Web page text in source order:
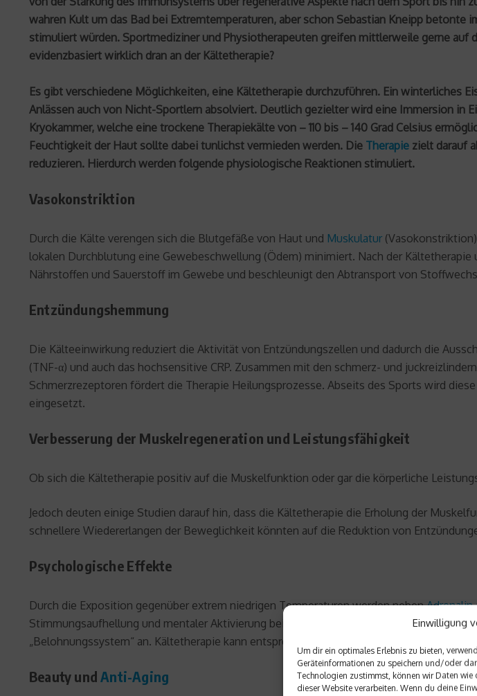
Einwilligung
Um dir ein optimales Erlebnis zu bieten,
Geräteinformationen zu speichern und/oder
Technologien zustimmst, können wir Daten
dieser Website verarbeiten. Wenn du deine
wahren Kult um das Bad bei Extremtemperaturen, aber schon Sebastian Kneipp betonte
stimuliert würden. Sportmediziner und Physiotherapeuten greifen mittlerweile gerne auf
evidenzbasiert wirklich dran an der Kältetherapie?
Es gibt verschiedene Möglichkeiten, eine Kältetherapie durchzuführen. Ein winterliches
Anlässen auch von Nicht-Sportlern absolviert. Deutlich gezielter wird eine Immersion
Kryokammer, welche eine trockene Therapiekälte von – 110 bis – 140 Grad Celsius
Feuchtigkeit der Haut sollte dabei tunlichst vermieden werden. Die Therapie zielt darauf
reduzieren. Hierdurch werden folgende physiologische Reaktionen stimuliert.
Vasokonstriktion
Durch die Kälte verengen sich die Blutgefäße von Haut und Muskulatur
lokalen Durchblutung eine Gewebeschwellung (Ödem) minimiert. Nach der
Nährstoffen und Sauerstoff im Gewebe und beschleunigt den Abtransport von
Entzündungshemmung
Die Kälteeinwirkung reduziert die Aktivität von Entzündungszellen und dadurch die
(TNF-α) und auch das hochsensitive CRP. Zusammen mit den schmerz- und
Schmerzrezeptoren fördert die Therapie Heilungsprozesse. Abseits des Sports wird
eingesetzt.
Verbesserung der Muskelregeneration und Leistungsfähigkeit
Ob sich die Kältetherapie positiv auf die Muskelfunktion oder gar die körperliche
Jedoch deuten einige Studien darauf hin, dass die Kältetherapie die Erholung der
schnellere Wiedererlangen der Beweglichkeit könnten auf die Reduktion von
Psychologische Effekte
Durch die Exposition gegenüber extrem niedrigen Temperaturen werden nebenAdrenalin
Stimmungsaufhellung und mentaler Aktivierung bei und unterstützen dabei, psychischen
„Belohnungssystem“ an. Kältetherapie kann entsprechend dazu beitragen, depressiven
Beauty undAnti-Aging